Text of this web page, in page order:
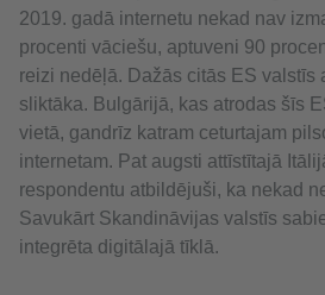
2019. gadā internetu nekad nav
procenti vāciešu, aptuveni 90
reizi nedēļā. Dažās citās ES valstīs
sliktāka. Bulgārijā, kas atrodas šīs
vietā, gandrīz katram ceturtajam
internetam. Pat augsti attīstītajā
respondentu atbildējuši, ka nekad
Savukārt Skandināvijas valstīs
integrēta digitālajā tīklā.